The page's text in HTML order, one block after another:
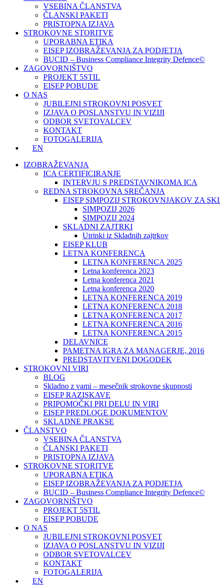
VSEBINA ČLANSTVA
ČLANSKI PAKETI
PRISTOPNA IZJAVA
STROKOVNE STORITVE
UPORABNA ETIKA
EISEP IZOBRAŽEVANJA ZA PODJETJA
BUCID – Business Compliance Integrity Defence©
ZAGOVORNIŠTVO
PROJEKT 5STIL
EISEP POBUDE
O NAS
JUBILEJNI STROKOVNI POSVET
IZJAVA O POSLANSTVU IN VIZIJI
ODBOR SVETOVALCEV
KONTAKT
FOTOGALERIJA
EN
IZOBRAŽEVANJA
ICA CERTIFICIRANJE
INTERVJU S PREDSTAVNIKOMA ICA
REDNA STROKOVNA SREČANJA
EISEP SIMPOZIJ STROKOVNJAKOV ZA
SIMPOZIJ 2026
SIMPOZIJ 2024
SKLADNI ZAJTRKI
Utrinki iz Skladnih zajtrkov
EISEP KLUB
LETNA KONFERENCA
LETNA KONFERENCA 2025
Letna konferenca 2023
Letna konferenca 2021
Letna konferenca 2020
LETNA KONFERENCA 2019
LETNA KONFERENCA 2018
LETNA KONFERENCA 2017
LETNA KONFERENCA 2016
LETNA KONFERENCA 2015
DELAVNICE
PAMETNA IGRA ZA MANAGERJE, 2016
PREDSTAVITVENI DOGODEK
STROKOVNI VIRI
BLOG
Skladno z vami – mesečnik strokovne skupnosti
EISEP RAZISKAVE
PRIPOMOČKI PRI DELU IN VIRI
EISEP PREDLOGE DOKUMENTOV
SKLADNE PRAKSE
ČLANSTVO
VSEBINA ČLANSTVA
ČLANSKI PAKETI
PRISTOPNA IZJAVA
STROKOVNE STORITVE
UPORABNA ETIKA
EISEP IZOBRAŽEVANJA ZA PODJETJA
BUCID – Business Compliance Integrity Defence©
ZAGOVORNIŠTVO
PROJEKT 5STIL
EISEP POBUDE
O NAS
JUBILEJNI STROKOVNI POSVET
IZJAVA O POSLANSTVU IN VIZIJI
ODBOR SVETOVALCEV
KONTAKT
FOTOGALERIJA
EN